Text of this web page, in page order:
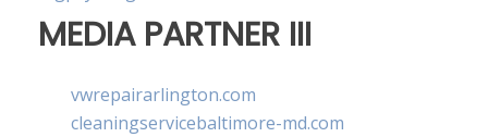
MEDIA PARTNER III
vwrepairarlington.com
cleaningservicebaltimore-md.com